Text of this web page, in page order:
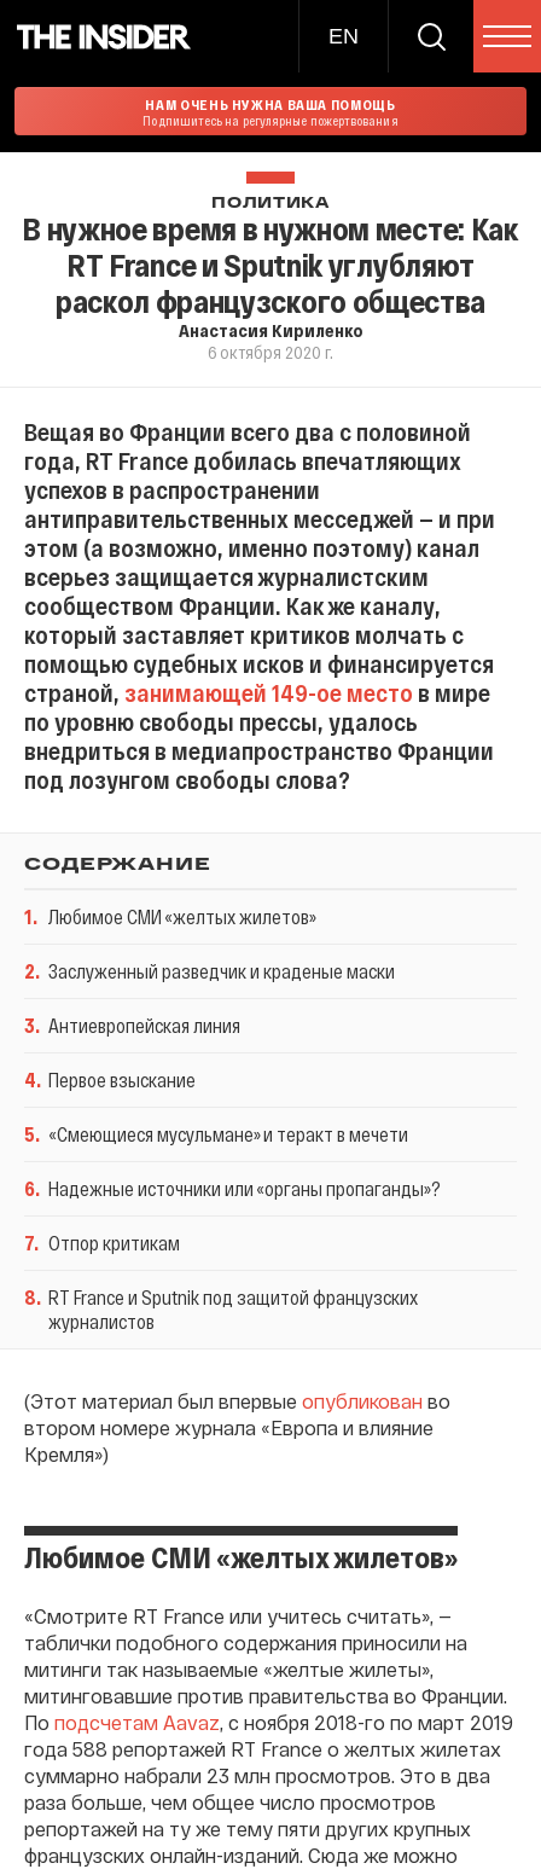
EN
НАМ ОЧЕНЬ НУЖНА ВАША ПОМОЩЬ
Подпишитесь на регулярные пожертвования
ПОЛИТИКА
В нужное время в нужном месте: Как
RT France и Sputnik углубляют
раскол французского общества
Анастасия Кириленко
6 октября 2020 г.
Вещая во Франции всего два с половиной
года, RT France добилась впечатляющих
успехов в распространении
антиправительственных месседжей — и при
этом (а возможно, именно поэтому) канал
всерьез защищается журналистским
сообществом Франции. Как же каналу,
который заставляет критиков молчать с
помощью судебных исков и финансируется
страной, занимающей 149-ое место в мире
по уровню свободы прессы, удалось
внедриться в медиапространство Франции
под лозунгом свободы слова?
СОДЕРЖАНИЕ
1. Любимое СМИ «желтых жилетов»
2. Заслуженный разведчик и краденые маски
3. Антиевропейская линия
4. Первое взыскание
5. «Смеющиеся мусульмане» и теракт в мечети
6. Надежные источники или «органы пропаганды»?
7. Отпор критикам
8. RT France и Sputnik под защитой французских
журналистов
(Этот материал был впервые опубликован во
втором номере журнала «Европа и влияние
Кремля»)
Любимое СМИ «желтых жилетов»
«Смотрите RT France или учитесь считать», —
таблички подобного содержания приносили на
митинги так называемые «желтые жилеты»,
митинговавшие против правительства во Франции.
По подсчетам Aavaz, с ноября 2018-го по март 2019
года 588 репортажей RT France о желтых жилетах
суммарно набрали 23 млн просмотров. Это в два
раза больше, чем общее число просмотров
репортажей на ту же тему пяти других крупных
французских онлайн-изданий. Сюда же можно